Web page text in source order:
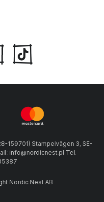
159701) Stämpelvägen 3, SE-
info@nordicnest.pl Tel.
Nordic Nest AB